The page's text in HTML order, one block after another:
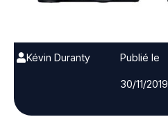
Kévin Duranty
Publié le
30/11/2019